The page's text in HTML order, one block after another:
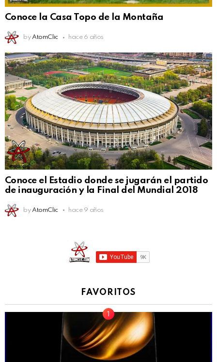
Conoce la Casa Topo de la Montaña
by AtomClic hace 6 años
Conoce el Estadio donde se jugarán el partido
de inauguración y la Final del Mundial 2018
by AtomClic hace 9 años
FAVORITOS